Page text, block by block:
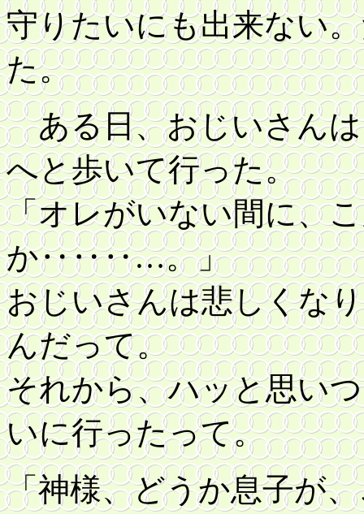
守りたいにも出来ない
た。
ある日、おじいさんは
へと歩いて行った。
「オレがいない間に、
か‥‥‥…。」
おじいさんは悲しくな
んだって。
それから、ハッと思い
いに行ったって。
「神様、どうか息子が